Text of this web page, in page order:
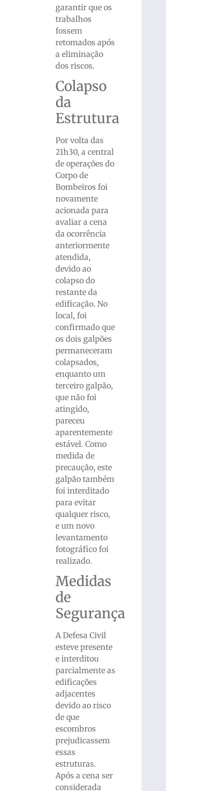
garantir que os
trabalhos
fossem
retomados após
a eliminação
dos riscos.
Colapso
da
Estrutura
Por volta das
21h30, a central
de operações do
Corpo de
Bombeiros foi
novamente
acionada para
avaliar a cena
da ocorrência
anteriormente
atendida,
devido ao
colapso do
restante da
edificação. No
local, foi
confirmado que
os dois galpões
permaneceram
colapsados,
enquanto um
terceiro galpão,
que não foi
atingido,
pareceu
aparentemente
estável. Como
medida de
precaução, este
galpão também
foi interditado
para evitar
qualquer risco,
e um novo
levantamento
fotográfico foi
realizado.
Medidas
de
Segurança
A Defesa Civil
esteve presente
e interditou
parcialmente as
edificações
adjacentes
devido ao risco
de que
escombros
prejudicassem
essas
estruturas.
Após a cena ser
considerada